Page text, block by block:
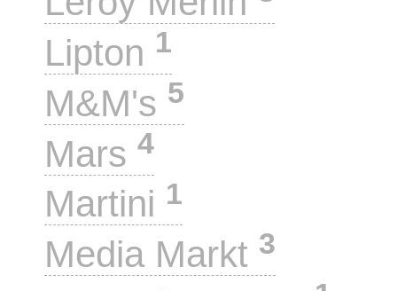
Lipton 1
M&M's 5
Mars 4
Martini 1
Media Markt 3